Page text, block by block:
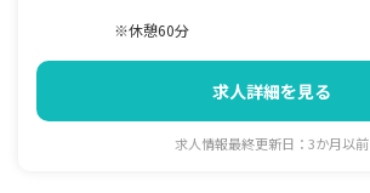
※休憩60分
求人詳細を見る
求人情報最終更新日：3か月以前